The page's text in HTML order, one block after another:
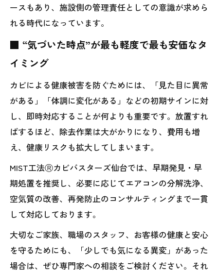
ースもあり、施設側の管理責任としての意識が求めら
れる時代になっています。
■ “気づいた時点”が最も軽度で最も安価なタ
イミング
カビによる健康被害を防ぐためには、「見た目に異常
がある」「体調に変化がある」などの初期サインに対
し、即時対応することが何よりも重要です。放置すれ
ばするほど、除去作業は大がかりになり、費用も増
え、健康リスクも拡大してしまいます。
MIST工法Ⓡカビバスターズ仙台では、早期発見・早
期処置を推奨し、必要に応じてエアコンの分解洗浄、
空気質の改善、再発防止のコンサルティングまで一貫
して対応しております。
大切なご家族、職場のスタッフ、お客様の健康と安心
を守るためにも、「少しでも気になる異変」があった
場合は、ぜひ専門家への相談をご検討ください。それ